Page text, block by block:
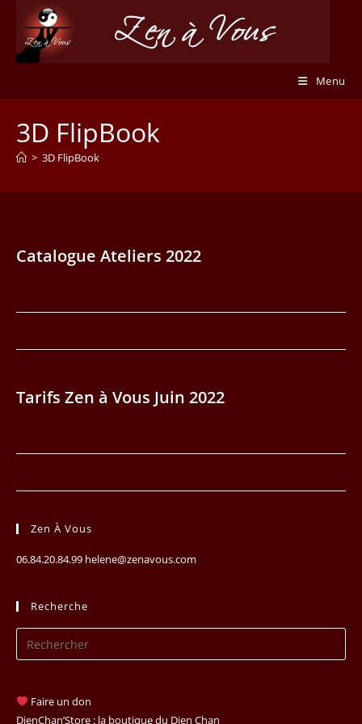
content
Menu
3D FlipBook
> 3D FlipBook
Catalogue Ateliers 2022
Tarifs Zen à Vous Juin 2022
Zen À Vous
06.84.20.84.99 helene@zenavous.com
Recherche
Faire un don
DienChan’Store : la boutique du Dien Chan